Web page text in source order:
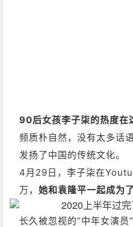
90后女孩李子柒的热度在
频质朴自然，没有太多话
发扬了中国的传统文化。
4月29日，李子柒在
万， 她和袁隆平一起成为
长久被忽视的“中年女演